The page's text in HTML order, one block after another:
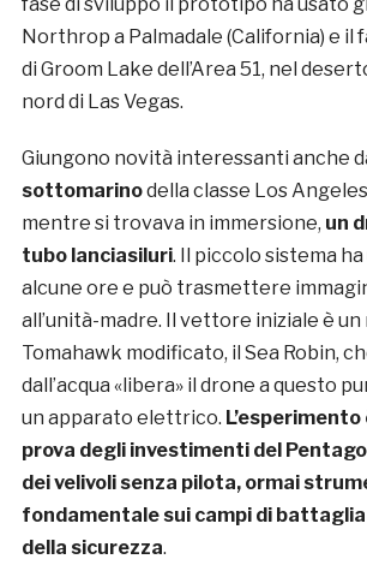
Northrop a Palmadale (California) e il
di Groom Lake dell’Area 51, nel
nord di Las Vegas.
Giungono novità interessanti anche
sottomarinodella classe Los Angeles
mentre si trovava in immersione, un
tubo lanciasiluri. Il piccolo sistema ha
alcune ore e può trasmettere
all’unità-madre. Il vettore iniziale è un
Tomahawk modificato, il Sea Robin,
dall’acqua «libera» il drone a questo
un apparato elettrico.
prova degli investimenti del
dei velivoli senza pilota, ormai
fondamentale sui campi di
della sicurezza.